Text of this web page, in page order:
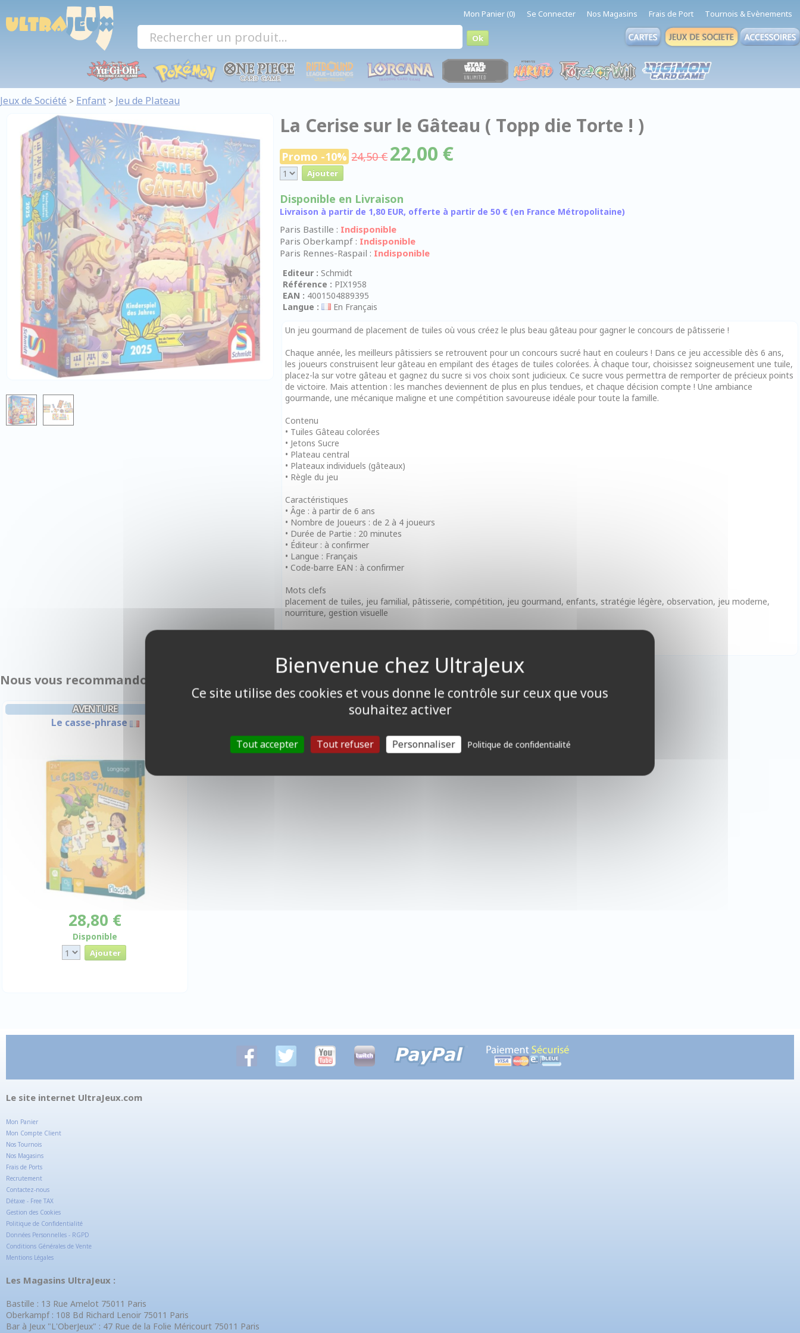
Mon Panier (0) Se Connecter Nos Magasins Frais de Port Tournois & Evènements
Jeux de Société > Enfant > Jeu de Plateau
La Cerise sur le Gâteau ( Topp die Torte ! )
Promo -10% 24,50 €22,00 €
Disponible en Livraison
Livraison à partir de 1,80 EUR, offerte à partir de 50 € (en France Métropolitaine)
Paris Bastille : Indisponible
Paris Oberkampf : Indisponible
Paris Rennes-Raspail : Indisponible
Editeur : Schmidt
Référence : PIX1958
EAN : 4001504889395
Langue :
En Français
Un jeu gourmand de placement de tuiles où vous créez le plus beau gâteau pour gagner le concours de pâtisserie !
Chaque année, les meilleurs pâtissiers se retrouvent pour un concours sucré haut en couleurs ! Dans ce jeu accessible dès 6 ans,
les joueurs construisent leur gâteau en empilant des étages de tuiles colorées. À chaque tour, choisissez soigneusement une tuile,
placez-la sur votre gâteau et gagnez du sucre si vos choix sont judicieux. Ce sucre vous permettra de remporter de précieux points
de victoire. Mais attention : les manches deviennent de plus en plus tendues, et chaque décision compte ! Une ambiance
gourmande, une mécanique maligne et une compétition savoureuse idéale pour toute la famille.
Contenu
• Tuiles Gâteau colorées
• Jetons Sucre
• Plateau central
• Plateaux individuels (gâteaux)
• Règle du jeu
Caractéristiques
• Âge : à partir de 6 ans
• Nombre de Joueurs : de 2 à 4 joueurs
• Durée de Partie : 20 minutes
• Éditeur : à confirmer
• Langue : Français
• Code-barre EAN : à confirmer
Mots clefs
placement de tuiles, jeu familial, pâtisserie, compétition, jeu gourmand, enfants, stratégie légère, observation, jeu moderne,
nourriture, gestion visuelle
Nous vous recommandons également :
AVENTURE
Le casse-phrase
28,80 €
Disponible
Le site internet UltraJeux.com
Mon Panier
Mon Compte Client
Nos Tournois
Nos Magasins
Frais de Ports
Recrutement
Contactez-nous
Détaxe - Free TAX
Gestion des Cookies
Politique de Confidentialité
Données Personnelles - RGPD
Conditions Générales de Vente
Mentions Légales
Les Magasins UltraJeux :
Bastille : 13 Rue Amelot 75011 Paris
Oberkampf : 108 Bd Richard Lenoir 75011 Paris
Bar à Jeux "L'OberJeux" : 47 Rue de la Folie Méricourt 75011 Paris
Panneau de gestion des cookies
Ce site utilise des cookies et vous donne le contrôle sur ceux que vous
souhaitez activer
Tout accepter Tout refuser Personnaliser Politique de confidentialité